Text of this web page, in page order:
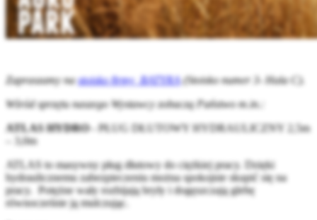
Zapraszamy nastoisko firmy BATYRA(Stoisko numer 3- Hala C).
Wśród sprzętu naszego Wystawcy zobaczą Państwo m.in.:
ATLAS HYDRO- PŁUG DŁUTOWY HYDRAULICZNY 2,5m
– 3,0m
ATLAS to masywny pług dłutowy do ciężkiej pracy. Dzięki
hydraulicznemu zabezpieczeniu można spokojnie skupić się na
pracy. Potężne wały rozbijają bryły i dogęszczają glebę
równocześnie ją mulczując.